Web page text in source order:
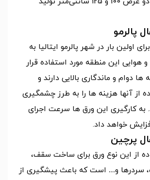
پالرمو
اولین بار در شهر پالرمو ایتالیا به
این منطقه مورد استفاده قرار
ها دوام و ماندگاری بالایی دارند و
از آنها هزینه ها را به طرز چشمگیری
کارگیری این ورق ها سرعت اجرای
خواهد داد.
پرچین
از این نوع ورق برای ساخت سقف،
سردرها و… است که باعث پیشگیری از